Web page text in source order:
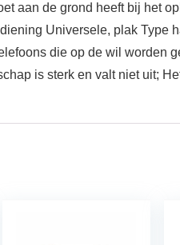
aan de grond heeft bij het
Universele, plak Type
die op de wil worden
is sterk en valt niet uit;